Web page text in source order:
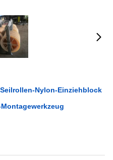
Nylon-Einziehblock